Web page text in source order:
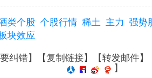
类个股 个股行情 稀土 主力 强势
块效应
纠错】【复制链接】【转发邮件】
】